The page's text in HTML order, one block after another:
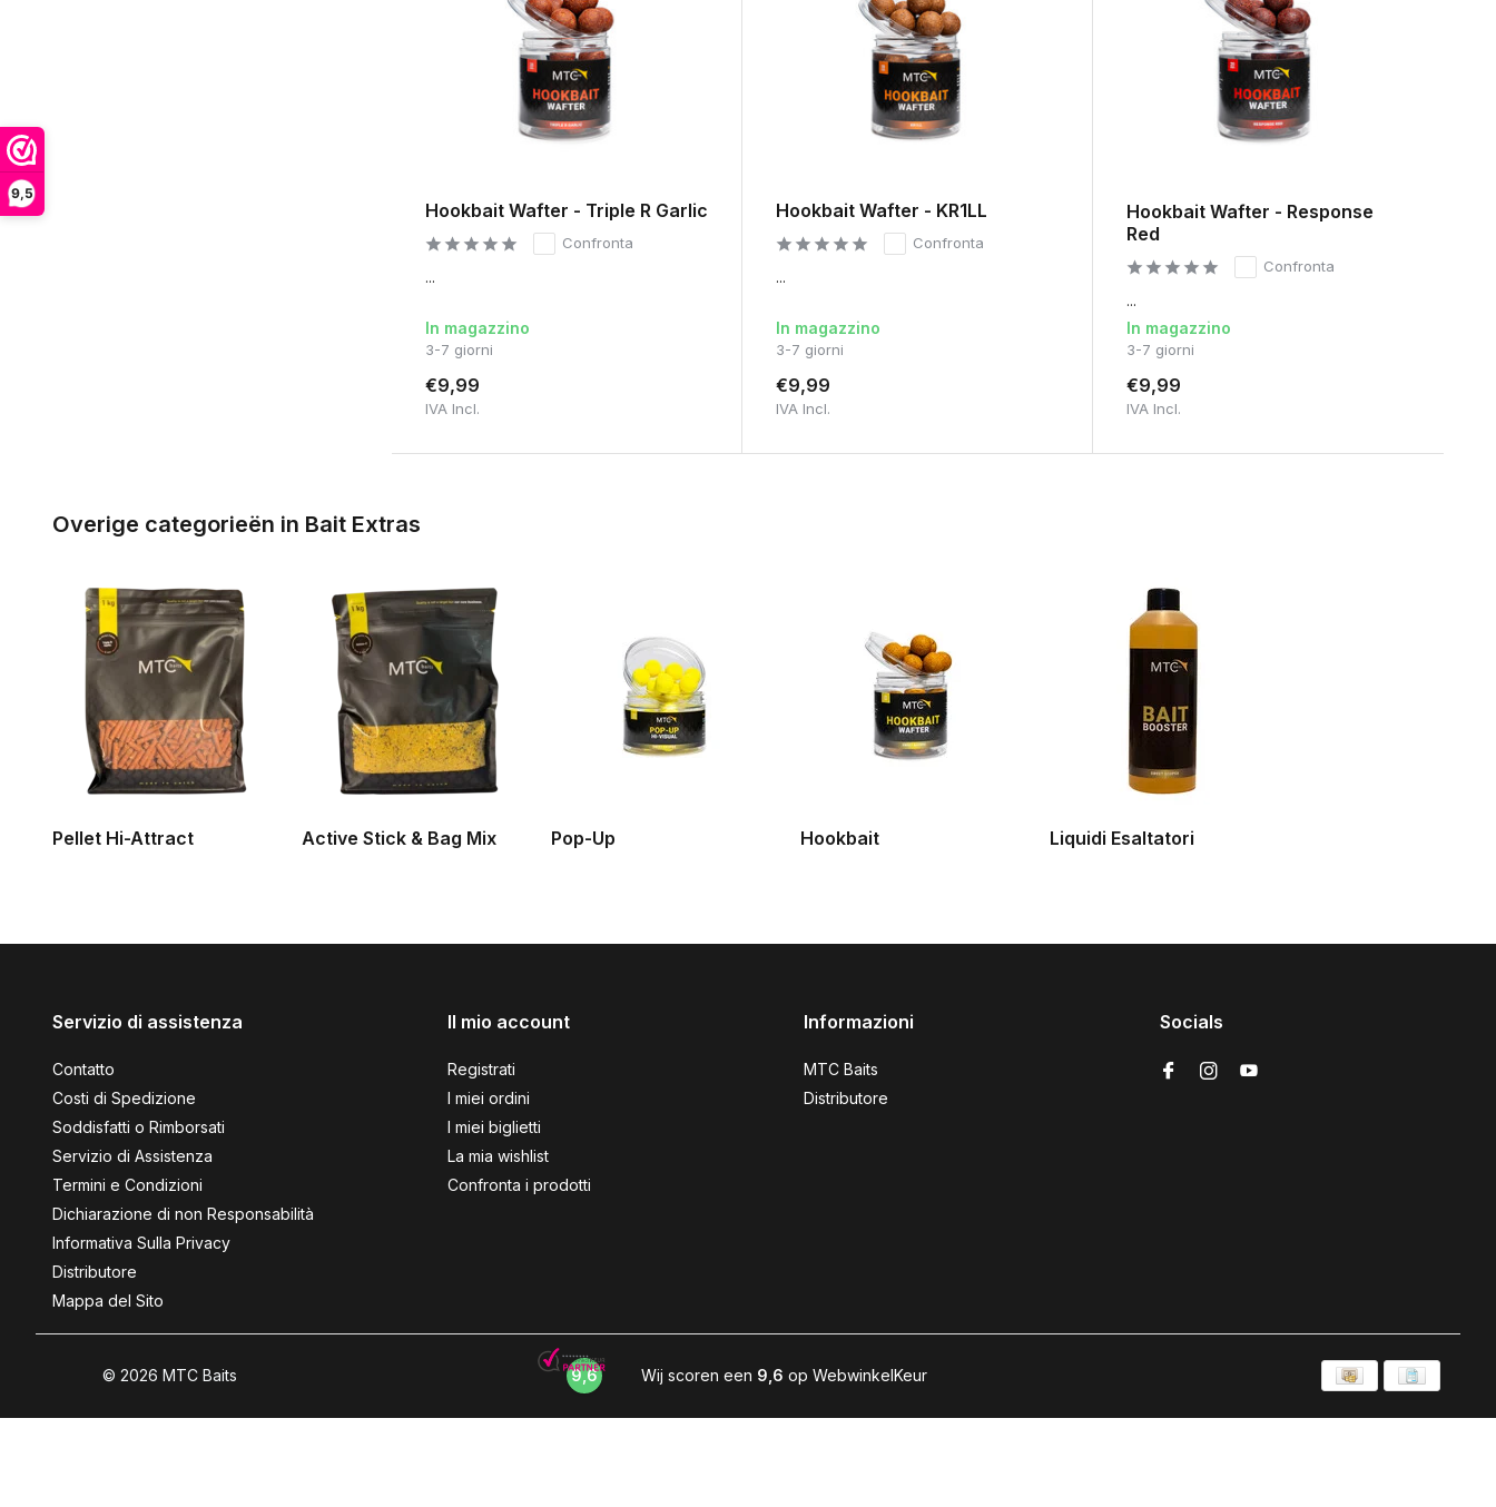
9,5
Hookbait Wafter - Triple R Garlic
Confronta
...
In magazzino
3-7 giorni
€9,99
IVA Incl.
Hookbait Wafter - KR1LL
Confronta
...
In magazzino
3-7 giorni
€9,99
IVA Incl.
Hookbait Wafter - Response
Red
Confronta
...
In magazzino
3-7 giorni
€9,99
IVA Incl.
Overige categorieën in Bait Extras
Pellet Hi-Attract Active Stick & Bag Mix Pop-Up Hookbait Liquidi Esaltatori
Servizio di assistenza
Contatto
Costi di Spedizione
Soddisfatti o Rimborsati
Servizio di Assistenza
Termini e Condizioni
Dichiarazione di non Responsabilità
Informativa Sulla Privacy
Distributore
Mappa del Sito
Il mio account
Registrati
I miei ordini
I miei biglietti
La mia wishlist
Confronta i prodotti
Informazioni
MTC Baits
Distributore
Socials
© 2026 MTC Baits 9,6 Wij scoren een 9,6 op WebwinkelKeur